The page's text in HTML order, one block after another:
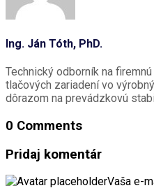
Ing. Ján Tóth, PhD.
Technický odborník na
tlačových zariadení vo
dôrazom na prevádzkovú
0 Comments
Pridaj komentár
Vaša e-